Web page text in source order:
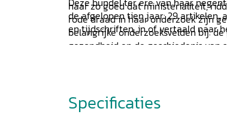
haar zo goed dat ministerialiteit,
rode draad in haar onderzoek zijn
belangrijke onderzoeksvelden bij:
gezondheid en de geschiedenis van
speciale aandacht voor de
Vecht. Tot op de dag van vandaag
de afgelopen tien jaar: 29 artikelen,
en tijdschriften, in of vertaald naar
Specificaties